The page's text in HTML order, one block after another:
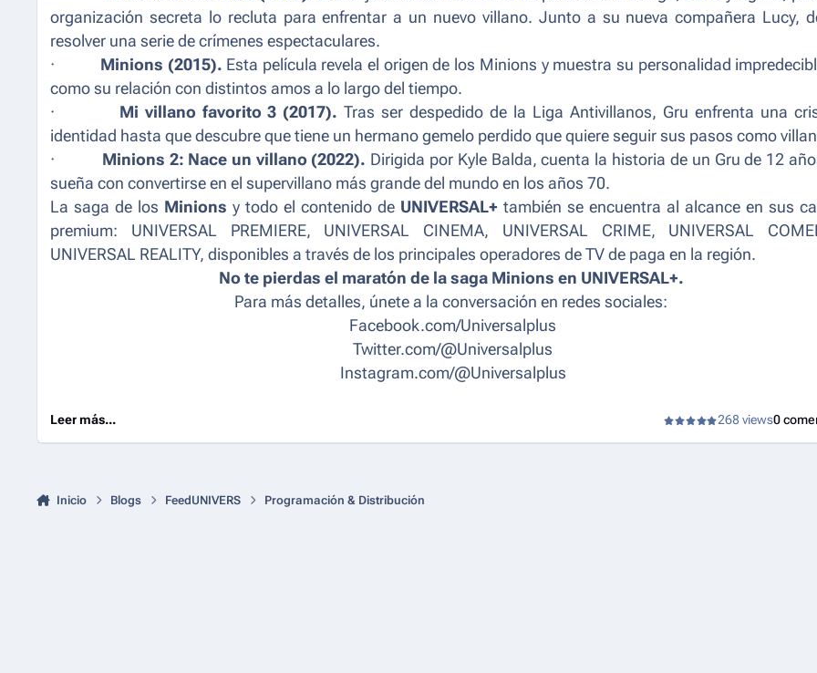
organización secreta lo recluta para enfrentar a un nuevo villano. Junto a su nueva compañera Lucy,
resolver una serie de crímenes espectaculares.
·
Minions (2015). Esta película revela el origen de los Minions y muestra su personalidad
como su relación con distintos amos a lo largo del tiempo.
·
Mi villano favorito 3 (2017). Tras ser despedido de la Liga Antivillanos, Gru enfrenta una
identidad hasta que descubre que tiene un hermano gemelo perdido que quiere seguir sus pasos como
·
Minions 2: Nace un villano (2022). Dirigida por Kyle Balda, cuenta la historia de un Gru de 12
sueña con convertirse en el supervillano más grande del mundo en los años 70.
La saga de los Minions y todo el contenido de UNIVERSAL+ también se encuentra al alcance en sus
premium: UNIVERSAL PREMIERE, UNIVERSAL CINEMA, UNIVERSAL CRIME, UNIVERSAL
UNIVERSAL REALITY, disponibles a través de los principales operadores de TV de paga en la región.
No te pierdas el maratón de la saga Minions en UNIVERSAL+.
Para más detalles, únete a la conversación en redes sociales:
Facebook.com/Universalplus
Twitter.com/@Universalplus
Instagram.com/@Universalplus
Leer más... 268 views0
Inicio Blogs FeedUNIVERS Programación & Distribución